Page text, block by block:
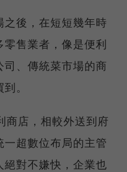
後，在短短幾年時
售業者，像是便利
、傳統菜市場的商
。
商店，相較外送到府
超數位布局的主管
對不嫌快，企業也